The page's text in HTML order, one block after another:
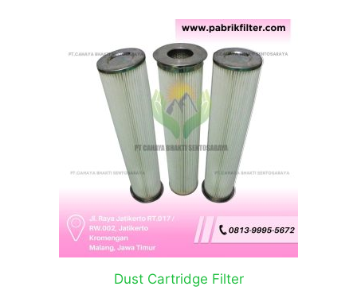
Dust Cartridge Filter